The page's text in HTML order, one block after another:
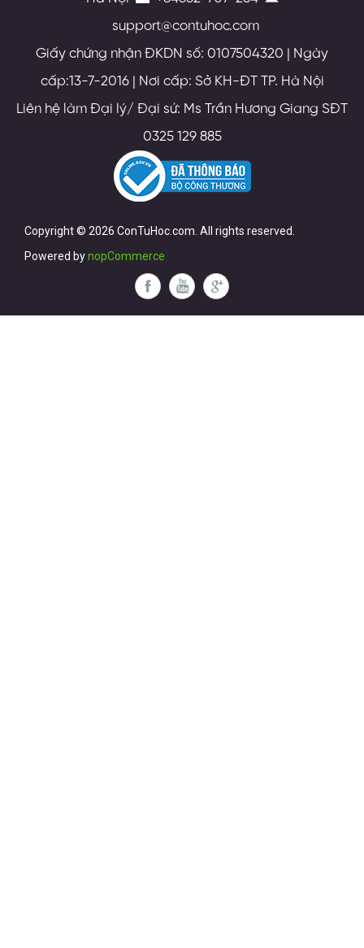
support@contuhoc.com
Giấy chứng nhận ĐKDN số: 0107504320 | Ngày
cấp:13-7-2016 | Nơi cấp: Sở KH-ĐT TP. Hà Nội
Liên hệ làm Đại lý/ Đại sứ: Ms Trần Hương Giang SĐT
0325 129 885
Copyright © 2026 ConTuHoc.com. All rights reserved.
Powered bynopCommerce